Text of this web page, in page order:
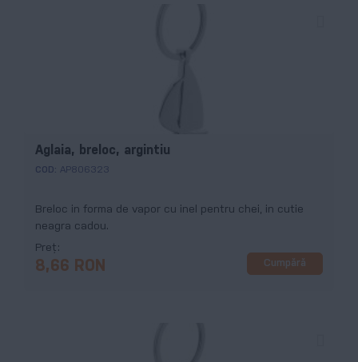
Aglaia, breloc, argintiu
COD: AP806323
Breloc in forma de vapor cu inel pentru chei, in cutie
neagra cadou.
Preț
8,66 RON Cumpără